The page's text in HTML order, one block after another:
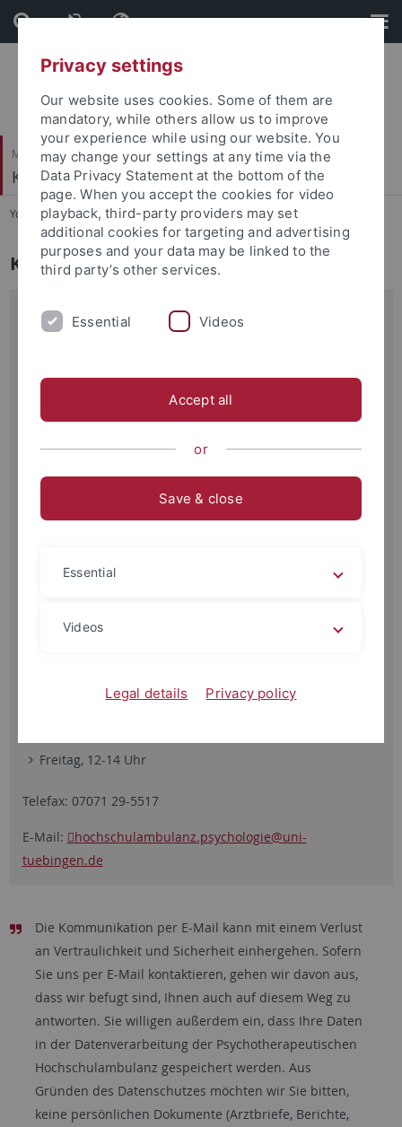
Skip
to
content
Skip
to
footer
Mathematisch-Naturwissenschaftliche Fakultät
Klinische Psychologie und Psychotherapie
You are here: Startseite ... Kontakt
Kontakt
Universität Tübingen
Fachbereich Psychologie
Psychotherapeutische Hochschulambulanz
Mitwoch, 10-12 Uhr
Freitag, 12-14 Uhr
Telefax: 07071 29-5517
E-Mail: hochschulambulanz.psychologie@uni-
tuebingen.de
Die Kommunikation per E-Mail kann mit einem Verlust
an Vertraulichkeit und Sicherheit einhergehen. Sofern
Sie uns per E-Mail kontaktieren, gehen wir davon aus,
dass wir befugt sind, Ihnen auch auf diesem Weg zu
antworten. Sie willigen außerdem ein, dass Ihre Daten
in der Datenverarbeitung der Psychotherapeutischen
Hochschulambulanz gespeichert werden. Aus
Gründen des Datenschutzes möchten wir Sie bitten,
keine persönlichen Dokumente (Arztbriefe, Berichte,
Privacy settings
Our website uses cookies. Some of them are
mandatory, while others allow us to improve
your experience while using our website. You
may change your settings at any time via the
Data Privacy Statement at the bottom of the
page. When you accept the cookies for video
playback, third-party providers may set
additional cookies for targeting and advertising
purposes and your data may be linked to the
third party’s other services.
Essential Videos
Accept all
or
Save & close
Essential
Videos
Legal details Privacy policy